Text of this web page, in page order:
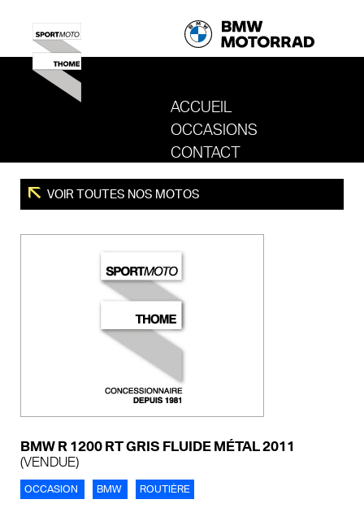
ACCUEIL
REVENIR AU SITE DE SPORT MOTO
OCCASIONS
CONTACT
VOIR TOUTES NOS MOTOS
BMW R 1200 RT GRIS FLUIDE MÉTAL 2011
(VENDUE)
OCCASION BMW ROUTIÈRE